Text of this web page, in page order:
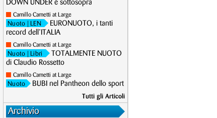
DOWN UNDER è sottosopra
Camillo Cametti at Large
Nuoto | LEN
EURONUOTO, i tanti
record dell’ITALIA
Camillo Cametti at Large
Nuoto | Libri
TOTALMENTE NUOTO
di Claudio Rossetto
Camillo Cametti at Large
Nuoto BUBI nel Pantheon dello sport
Tutti gli Articoli
Archivio